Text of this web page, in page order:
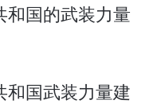
国的武装力量
国武装力量建